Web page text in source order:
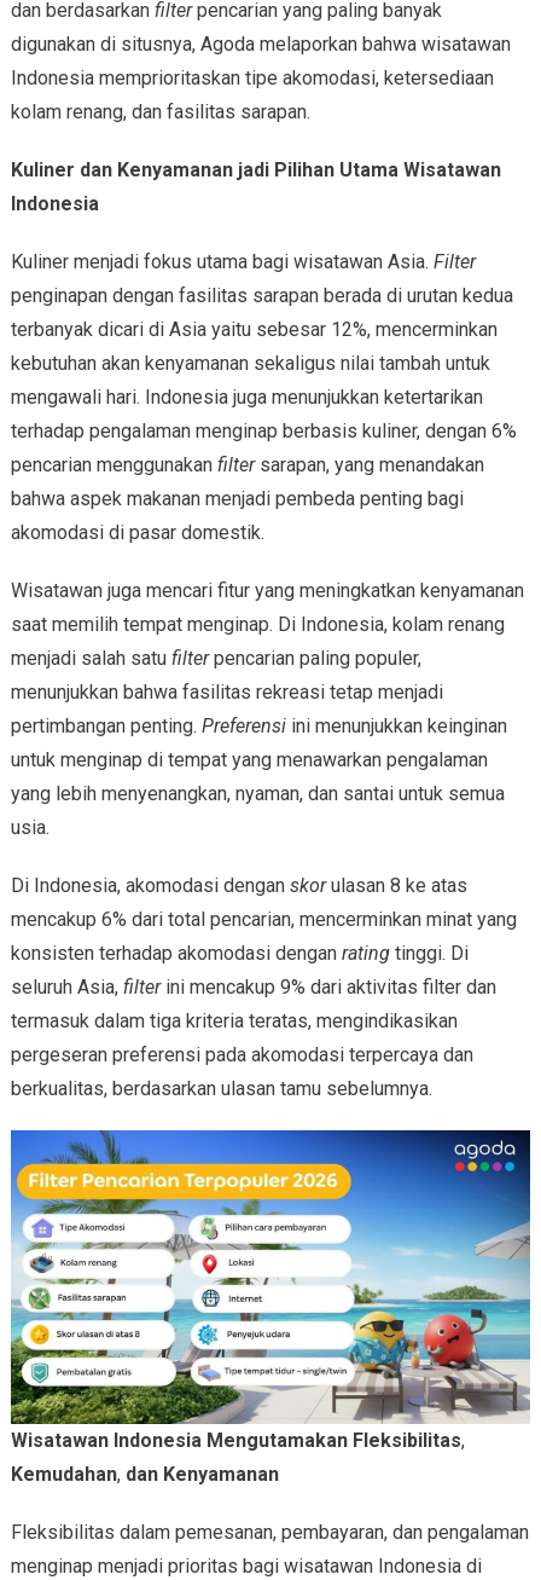
dan berdasarkan filterpencarian yang paling banyak
digunakan di situsnya, Agoda melaporkan bahwa wisatawan
Indonesia memprioritaskan tipe akomodasi, ketersediaan
kolam renang, dan fasilitas sarapan.
Kuliner dan Kenyamanan jadi Pilihan Utama Wisatawan
Indonesia
Kuliner menjadi fokus utama bagi wisatawan Asia. Filter
penginapan dengan fasilitas sarapan berada di urutan kedua
terbanyak dicari di Asia yaitu sebesar 12%, mencerminkan
kebutuhan akan kenyamanan sekaligus nilai tambah untuk
mengawali hari. Indonesia juga menunjukkan ketertarikan
terhadap pengalaman menginap berbasis kuliner, dengan 6%
pencarian menggunakanfiltersarapan, yang menandakan
bahwa aspek makanan menjadi pembeda penting bagi
akomodasi di pasar domestik.
Wisatawan juga mencari fitur yang meningkatkan kenyamanan
saat memilih tempat menginap. Di Indonesia, kolam renang
menjadi salah satu filterpencarian paling populer,
menunjukkan bahwa fasilitas rekreasi tetap menjadi
pertimbangan penting. Preferensi ini menunjukkan keinginan
untuk menginap di tempat yang menawarkan pengalaman
yang lebih menyenangkan, nyaman, dan santai untuk semua
usia.
Di Indonesia, akomodasi dengan skorulasan 8 ke atas
mencakup 6% dari total pencarian, mencerminkan minat yang
konsisten terhadap akomodasi dengan ratingtinggi. Di
seluruh Asia, filterini mencakup 9% dari aktivitas filter dan
termasuk dalam tiga kriteria teratas, mengindikasikan
pergeseran preferensi pada akomodasi terpercaya dan
berkualitas, berdasarkan ulasan tamu sebelumnya.
Wisatawan Indonesia Mengutamakan Fleksibilitas,
Kemudahan, dan Kenyamanan
Fleksibilitas dalam pemesanan, pembayaran, dan pengalaman
menginap menjadi prioritas bagi wisatawan Indonesia di